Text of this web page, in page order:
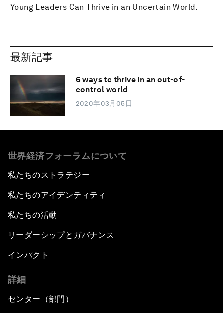
Young Leaders Can Thrive in an Uncertain World.
最新記事
6 ways to thrive in an out-of-
control world
2020年03月05日
世界経済フォーラムについて
私たちのストラテジー
私たちのアイデンティティ
私たちの活動
リーダーシップとガバナンス
インパクト
詳細
センター（部門）